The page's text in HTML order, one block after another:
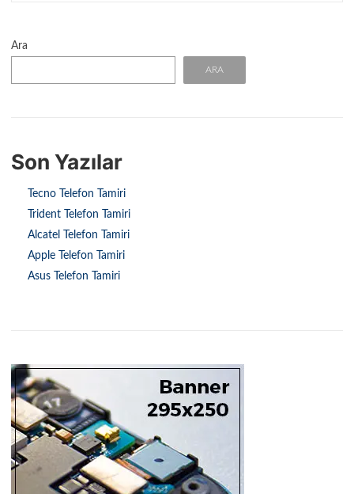
Ara
ARA
Son Yazılar
Tecno Telefon Tamiri
Trident Telefon Tamiri
Alcatel Telefon Tamiri
Apple Telefon Tamiri
Asus Telefon Tamiri